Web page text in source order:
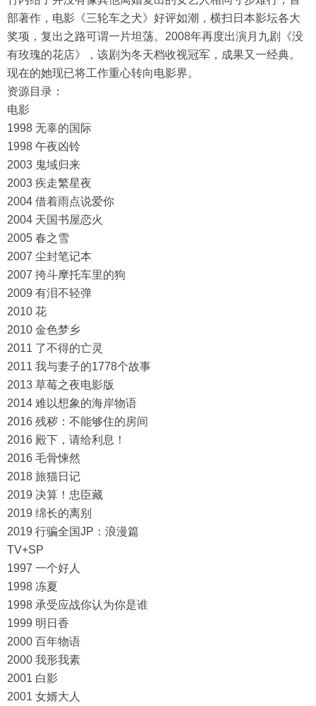
部著作，电影《三轮车之犬》好评如潮，横扫日本影坛各大
奖项，复出之路可谓一片坦荡。2008年再度出演月九剧《没
有玫瑰的花店》，该剧为冬天档收视冠军，成果又一经典。
现在的她现已将工作重心转向电影界。
资源目录：
电影
1998 无辜的国际
1998 午夜凶铃
2003 鬼域归来
2003 疾走繁星夜
2004 借着雨点说爱你
2004 天国书屋恋火
2005 春之雪
2007 尘封笔记本
2007 挎斗摩托车里的狗
2009 有泪不轻弹
2010 花
2010 金色梦乡
2011 了不得的亡灵
2011 我与妻子的1778个故事
2013 草莓之夜电影版
2014 难以想象的海岸物语
2016 残秽：不能够住的房间
2016 殿下，请给利息！
2016 毛骨悚然
2018 旅猫日记
2019 决算！忠臣藏
2019 绵长的离别
2019 行骗全国JP：浪漫篇
TV+SP
1997 一个好人
1998 冻夏
1998 承受应战你认为你是谁
1999 明日香
2000 百年物语
2000 我形我素
2001 白影
2001 女婿大人